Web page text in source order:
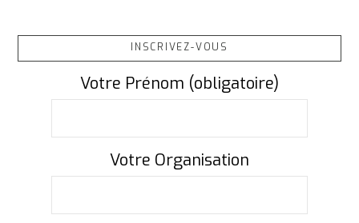
INSCRIVEZ-VOUS
Votre Prénom (obligatoire)
Votre Organisation